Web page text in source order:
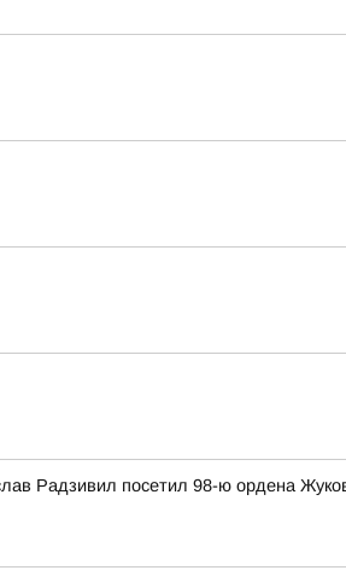
Радзивил посетил 98-ю ордена